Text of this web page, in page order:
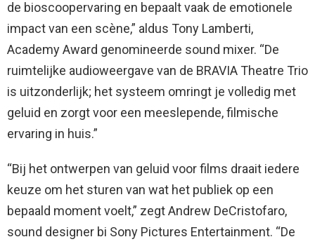
de bioscoopervaring en bepaalt vaak de emotionele
impact van een scène,” aldus Tony Lamberti,
Academy Award genomineerde sound mixer. “De
ruimtelijke audioweergave van de BRAVIA Theatre Trio
is uitzonderlijk; het systeem omringt je volledig met
geluid en zorgt voor een meeslepende, filmische
ervaring in huis.”
“Bij het ontwerpen van geluid voor films draait iedere
keuze om het sturen van wat het publiek op een
bepaald moment voelt,” zegt Andrew DeCristofaro,
sound designer bi Sony Pictures Entertainment. “De